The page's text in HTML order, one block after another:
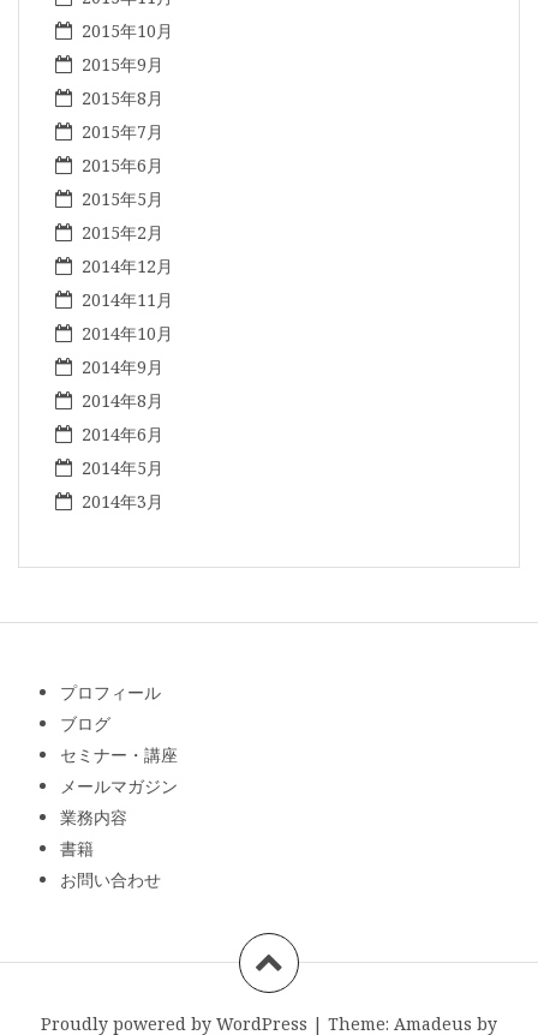
2015年10月
2015年9月
2015年8月
2015年7月
2015年6月
2015年5月
2015年2月
2014年12月
2014年11月
2014年10月
2014年9月
2014年8月
2014年6月
2014年5月
2014年3月
プロフィール
ブログ
セミナー・講座
メールマガジン
業務内容
書籍
お問い合わせ
Proudly powered by WordPress | Theme: Amadeus by